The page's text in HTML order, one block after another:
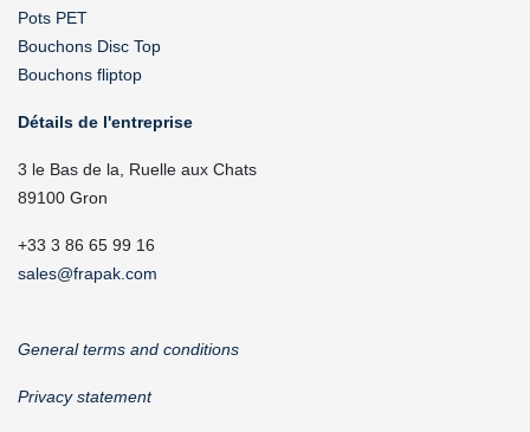
Pots PET
Bouchons Disc Top
Bouchons fliptop
Détails de l'entreprise
3 le Bas de la, Ruelle aux Chats
89100 Gron
+33 3 86 65 99 16
sales@frapak.com
General terms and conditions
Privacy statement